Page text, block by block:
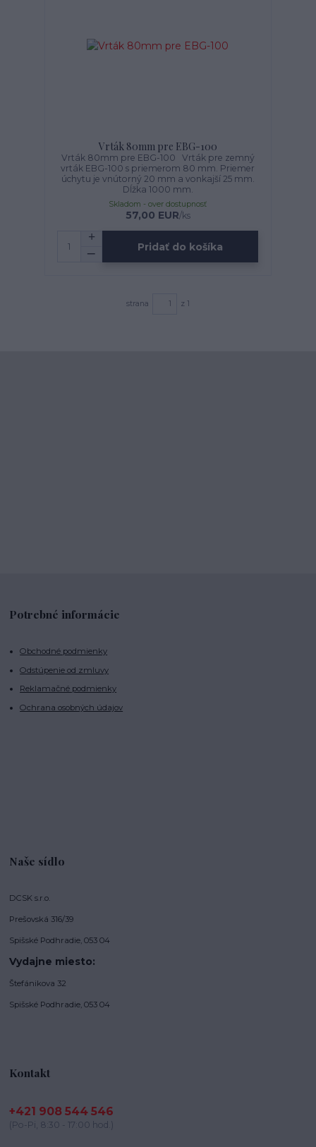
Vrták 80mm pre EBG-100
Vrták 80mm pre EBG-100 Vrták pre zemný
vrták EBG-100 s priemerom 80 mm. Priemer
úchytu je vnútorný 20 mm a vonkajší 25 mm.
Dĺžka 1000 mm.
57,00 EUR/ks
Skladom - over dostupnosť
Pridať do košíka
strana z 1
Potrebné informácie
Obchodné podmienky
Odstúpenie od zmluvy
Reklamačné podmienky
Ochrana osobných údajov
Naše sídlo
DCSK s.r.o.
Prešovská 316/39
Spišské Podhradie, 053 04
Vydajne miesto:
Štefánikova 32
Spišské Podhradie, 053 04
Kontakt
+421 908 544 546
(Po-Pi, 8:30 - 17:00 hod.)